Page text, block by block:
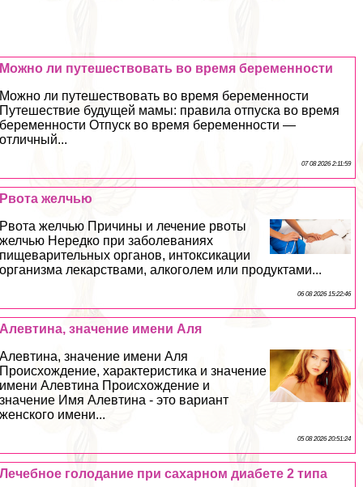
Можно ли путешествовать во время беременности
Можно ли путешествовать во время беременности
Путешествие будущей мамы: правила отпуска во время
беременности Отпуск во время беременности —
отличный...
07 08 2026 2:11:59
Рвота желчью
Рвота желчью Причины и лечение рвоты
желчью Нередко при заболеваниях
пищеварительных органов, интоксикации
организма лекарствами, алкоголем или продуктами...
06 08 2026 15:22:46
Алевтина, значение имени Аля
Алевтина, значение имени Аля
Происхождение, хаpaктеристика и значение
имени Алевтина Происхождение и
значение Имя Алевтина - это вариант
женского имени...
05 08 2026 20:51:24
Лечебное голодание при сахарном диабете 2 типа